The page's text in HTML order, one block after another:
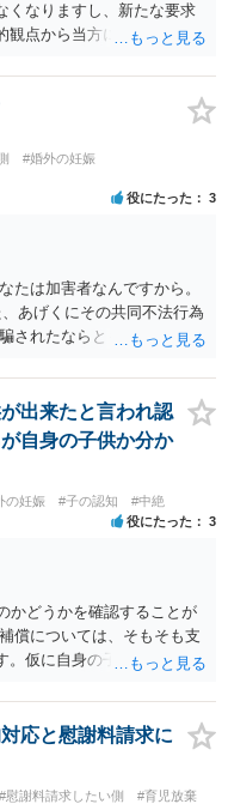
くなりますし、新たな要求
観点から当方に支払うべき
ていくことになります。 こ
容を書面しておくことで
には貸し借りが無いことを
んでおくことです。 お金
、合意書を作成して取り
#婚外の妊娠
役にたった 3
たは加害者なんですから。
あげくにその共同不法行為
されたならともか
出来たと言われ認
自身の子供か分か
の妊娠 #子の認知 #中絶
役にたった 3
かどうかを確認することが
償については、そもそも支
。仮に自身の子であったと
れば、依頼をするかしない
相談をされたほうが良いで
応と慰謝料請求に
#慰謝料請求したい側
#育児放棄